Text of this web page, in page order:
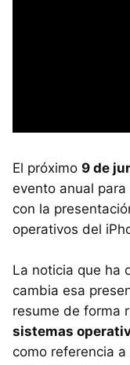
El próximo 9 de
evento anual
con la
operativos del
La noticia que ha
cambia esa
resume de forma
sistemas
como referencia